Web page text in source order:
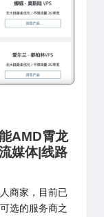
AMD霄龙
媒体|线路
商家，目前已
选的服务商之